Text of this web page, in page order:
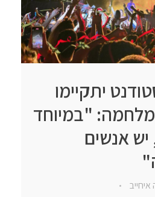
יתקיימו
"במיוחד
אנשים
איחייב